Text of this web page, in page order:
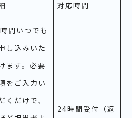
対応時間
間いつでも
し込みいた
ます。必要
をご入力い
くだけで、
24時間受付（返